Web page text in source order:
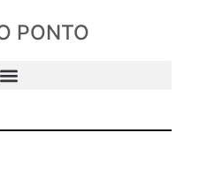
PONTO